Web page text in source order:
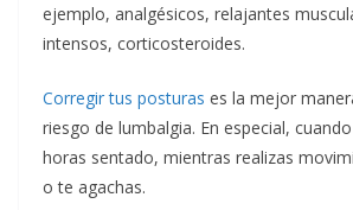
ejemplo, analgésicos, relajantes
intensos, corticosteroides.
Corregir tus posturas es la mejor
riesgo de lumbalgia. En especial,
horas sentado, mientras realizas
o te agachas.